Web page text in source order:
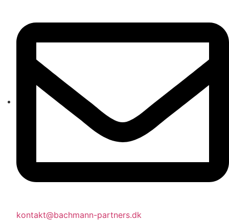
kontakt@bachmann-partners.dk